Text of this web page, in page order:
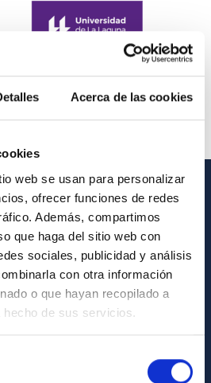
Acerca de las cookies
web se usan para personalizar
ofrecer funciones de redes
Además, compartimos
que haga del sitio web con
sociales, publicidad y análisis
con otra información
o que hayan recopilado a
de sus servicios.